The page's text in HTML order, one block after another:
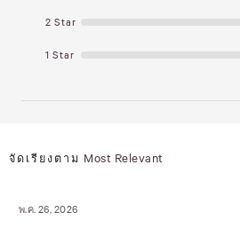
2 Star
1 Star
จัดเรียงตาม Most Relevant
พ.ค. 26, 2026